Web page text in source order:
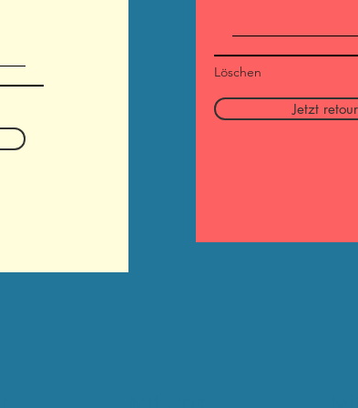
Löschen
Jetzt